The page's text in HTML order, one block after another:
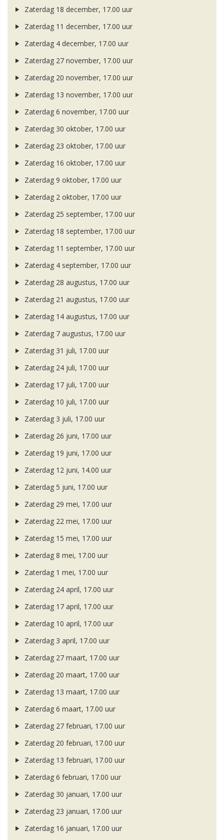
Zaterdag 18 december, 17.00 uur
Zaterdag 11 december, 17.00 uur
Zaterdag 4 december, 17.00 uur
Zaterdag 27 november, 17.00 uur
Zaterdag 20 november, 17.00 uur
Zaterdag 13 november, 17.00 uur
Zaterdag 6 november, 17.00 uur
Zaterdag 30 oktober, 17.00 uur
Zaterdag 23 oktober, 17.00 uur
Zaterdag 16 oktober, 17.00 uur
Zaterdag 9 oktober, 17.00 uur
Zaterdag 2 oktober, 17.00 uur
Zaterdag 25 september, 17.00 uur
Zaterdag 18 september, 17.00 uur
Zaterdag 11 september, 17.00 uur
Zaterdag 4 september, 17.00 uur
Zaterdag 28 augustus, 17.00 uur
Zaterdag 21 augustus, 17.00 uur
Zaterdag 14 augustus, 17.00 uur
Zaterdag 7 augustus, 17.00 uur
Zaterdag 31 juli, 17.00 uur
Zaterdag 24 juli, 17.00 uur
Zaterdag 17 juli, 17.00 uur
Zaterdag 10 juli, 17.00 uur
Zaterdag 3 juli, 17.00 uur
Zaterdag 26 juni, 17.00 uur
Zaterdag 19 juni, 17.00 uur
Zaterdag 12 juni, 14.00 uur
Zaterdag 5 juni, 17.00 uur
Zaterdag 29 mei, 17.00 uur
Zaterdag 22 mei, 17.00 uur
Zaterdag 15 mei, 17.00 uur
Zaterdag 8 mei, 17.00 uur
Zaterdag 1 mei, 17.00 uur
Zaterdag 24 april, 17.00 uur
Zaterdag 17 april, 17.00 uur
Zaterdag 10 april, 17.00 uur
Zaterdag 3 april, 17.00 uur
Zaterdag 27 maart, 17.00 uur
Zaterdag 20 maart, 17.00 uur
Zaterdag 13 maart, 17.00 uur
Zaterdag 6 maart, 17.00 uur
Zaterdag 27 februari, 17.00 uur
Zaterdag 20 februari, 17.00 uur
Zaterdag 13 februari, 17.00 uur
Zaterdag 6 februari, 17.00 uur
Zaterdag 30 januari, 17.00 uur
Zaterdag 23 januari, 17.00 uur
Zaterdag 16 januari, 17.00 uur